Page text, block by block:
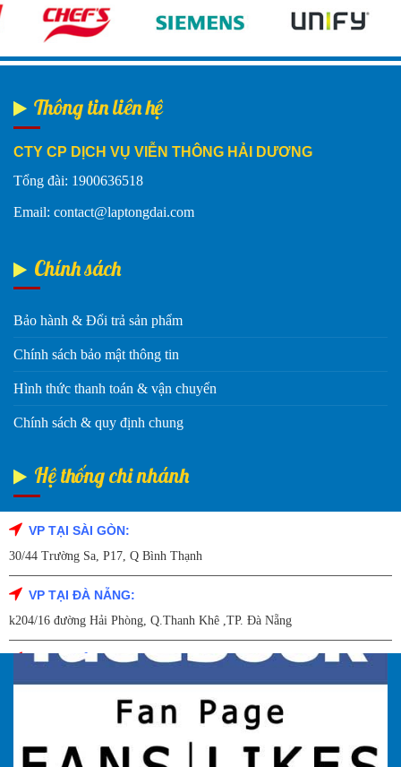
Thông tin liên hệ
CTY CP DỊCH VỤ VIỄN THÔNG HẢI DƯƠNG
Tổng đài: 1900636518
Email: contact@laptongdai.com
Chính sách
Bảo hành & Đổi trả sản phẩm
Chính sách bảo mật thông tin
Hình thức thanh toán & vận chuyển
Chính sách & quy định chung
Hệ thống chi nhánh
VP TẠI SÀI GÒN:
30/44 Trường Sa, P17, Q Bình Thạnh
VP TẠI ĐÀ NẴNG:
k204/16 đường Hải Phòng, Q.Thanh Khê ,TP. Đà Nẵng
VP TẠI HẢI DƯƠNG:
Số 9/14 – P.Tứ Thông – TP Hải Dương
VP TẠI HẢI PHÒNG:
227 Đường Hải Triều , P. Quán Toan , Q. Hồng Bàng , Tp Hải Phòng
Fanpage Facebook